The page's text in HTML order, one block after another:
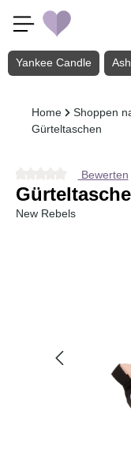
Zum Hauptinhalt
Yankee Candle
Home Shoppen
Gürteltaschen
Durchschnittliche
Bewerten
New Rebels